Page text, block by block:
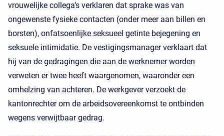
vrouwelijke collega’s verklaren dat sprake was van
ongewenste fysieke contacten (onder meer aan billen en
borsten), onfatsoenlijke seksueel getinte bejegening en
seksuele intimidatie. De vestigingsmanager verklaart dat
hij van de gedragingen die aan de werknemer worden
verweten er twee heeft waargenomen, waaronder een
omhelzing van achteren. De werkgever verzoekt de
kantonrechter om de arbeidsovereenkomst te ontbinden
wegens verwijtbaar gedrag.